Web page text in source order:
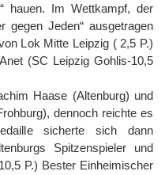
hauen. Im Wettkampf, der
gegen Jeden“ ausgetragen
Lok Mitte Leipzig ( 2,5 P.)
(SC Leipzig Gohlis-10,5
Haase (Altenburg) und
dennoch reichte es
sicherte sich dann
Spitzenspieler und
P.) Bester Einheimischer